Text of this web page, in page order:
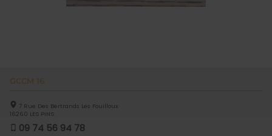
GCCM 16
7 Rue Des Bertrands Les Fouilloux
16260 LES PINS
09 74 56 94 78